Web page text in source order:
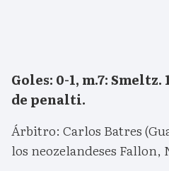
Goles: 0-1, m.7:
de penalti.
Árbitro: Carlos Batres
los neozelandeses